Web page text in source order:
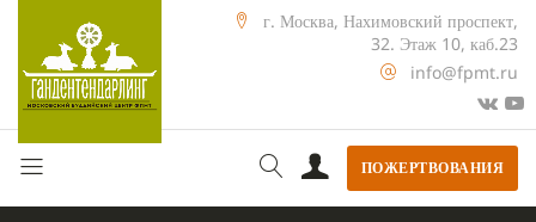
г. Москва, Нахимовский проспект,
32. Этаж 10, каб.23
info@fpmt.ru
ПОЖЕРТВОВАНИЯ